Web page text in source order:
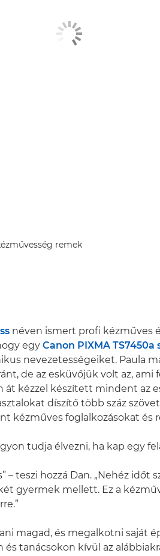
remek
néven ismert profi kézműves
egy Canon PIXMA TS7450a
nevezetességeiket. Paula
de az esküvőjük volt az, ami
át kézzel készített mindent az
díszítő több száz
kézműves foglalkozásokat és
tudja élvezni, ha kap egy
– teszi hozzá Dan. „Nehéz időt
gyermek mellett. Ez a
magad, és megalkotni saját
tanácsokon kívül az